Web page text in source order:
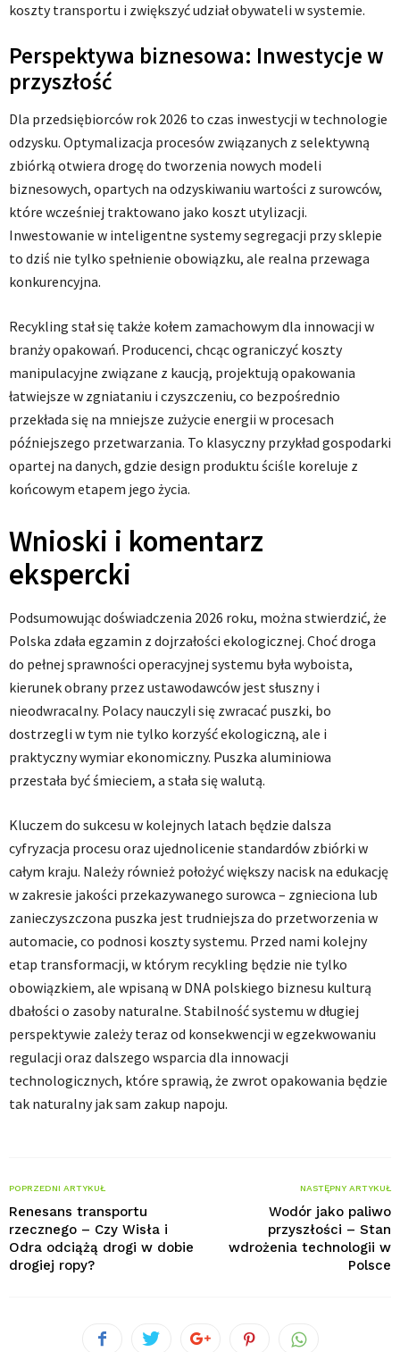
koszty transportu i zwiększyć udział obywateli w systemie.
Perspektywa biznesowa: Inwestycje w
przyszłość
Dla przedsiębiorców rok 2026 to czas inwestycji w technologie
odzysku. Optymalizacja procesów związanych z selektywną
zbiórką otwiera drogę do tworzenia nowych modeli
biznesowych, opartych na odzyskiwaniu wartości z surowców,
które wcześniej traktowano jako koszt utylizacji.
Inwestowanie w inteligentne systemy segregacji przy sklepie
to dziś nie tylko spełnienie obowiązku, ale realna przewaga
konkurencyjna.
Recykling stał się także kołem zamachowym dla innowacji w
branży opakowań. Producenci, chcąc ograniczyć koszty
manipulacyjne związane z kaucją, projektują opakowania
łatwiejsze w zgniataniu i czyszczeniu, co bezpośrednio
przekłada się na mniejsze zużycie energii w procesach
późniejszego przetwarzania. To klasyczny przykład gospodarki
opartej na danych, gdzie design produktu ściśle koreluje z
końcowym etapem jego życia.
Wnioski i komentarz
ekspercki
Podsumowując doświadczenia 2026 roku, można stwierdzić, że
Polska zdała egzamin z dojrzałości ekologicznej. Choć droga
do pełnej sprawności operacyjnej systemu była wyboista,
kierunek obrany przez ustawodawców jest słuszny i
nieodwracalny. Polacy nauczyli się zwracać puszki, bo
dostrzegli w tym nie tylko korzyść ekologiczną, ale i
praktyczny wymiar ekonomiczny. Puszka aluminiowa
przestała być śmieciem, a stała się walutą.
Kluczem do sukcesu w kolejnych latach będzie dalsza
cyfryzacja procesu oraz ujednolicenie standardów zbiórki w
całym kraju. Należy również położyć większy nacisk na edukację
w zakresie jakości przekazywanego surowca – zgnieciona lub
zanieczyszczona puszka jest trudniejsza do przetworzenia w
automacie, co podnosi koszty systemu. Przed nami kolejny
etap transformacji, w którym recykling będzie nie tylko
obowiązkiem, ale wpisaną w DNA polskiego biznesu kulturą
dbałości o zasoby naturalne. Stabilność systemu w długiej
perspektywie zależy teraz od konsekwencji w egzekwowaniu
regulacji oraz dalszego wsparcia dla innowacji
technologicznych, które sprawią, że zwrot opakowania będzie
tak naturalny jak sam zakup napoju.
POPRZEDNI ARTYKUŁ
Renesans transportu
rzecznego – Czy Wisła i
Odra odciążą drogi w dobie
drogiej ropy?
NASTĘPNY ARTYKUŁ
Wodór jako paliwo
przyszłości – Stan
wdrożenia technologii w
Polsce